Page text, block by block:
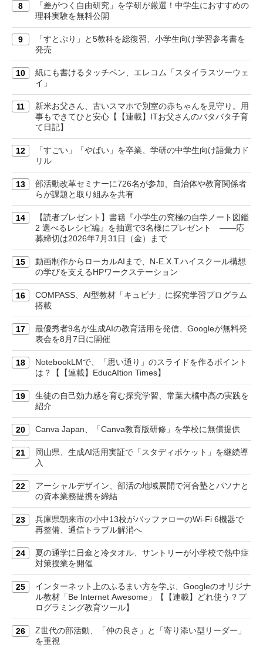
8
「差がつく自由研究」を学研が厳選！中学生におすすめの
理科実験を無料公開
9
「すとぷり」と5教科を総復習、小学生向け学習参考書を
発売
10
紙にも書けるタッチペン、エレコム「スタイラスツーウェ
イ」
11
新米お父さん、古いスマホで別室の赤ちゃんを見守り。用
事もできてひと安心【【連載】ITお父さんのバタバタ子育
て日記】
12
「すごい」「やばい」を卒業、学研の中学生向け語彙力ド
リル
13
部活動改革セミナーに726名が参加、自治体や教育関係者
らが課題と取り組みを共有
14
【読者プレゼント】書籍『小学生の究極の自学ノート図鑑
2 選べるレシピ編』を抽選で3名様にプレゼント ――応
募締切は2026年7月31日（金）まで
15
動画制作からローカルAIまで、N-E.X.T.ハイスクール構想
の学びを支えるHPワークステーション
16
COMPASS、AI型教材「キュビナ」に探究学習プログラム
搭載
17
最優秀者9名が生成AIの教育活用を発信、Googleが無料発
表会を8月7日に開催
18
NotebookLMで、「思い通り」のスライドを作るポイント
は？【【連載】EducAItion Times】
19
生徒の自己効力感を育む探究学習、常葉大橘中高の実践を
紹介
20 Canva Japan、「Canva教育版研修」を学校に無償提供
21
岡山県、生成AI活用実証で「スタディポケット」を継続導
入
22
アーシャルデザイン、部活の地域展開で河合塾とパソナと
の資本業務提携を締結
23
兵庫県朝来市の小中13校がバッファローのWi-Fi 6機器で
再整備、通信トラブル解消へ
24
夏の通学に日傘と冷タオル、サントリーが小学校で熱中症
対策授業を開催
25
インターネット上のふるまい方を学ぶ、Googleのオリジナ
ル教材「Be Internet Awesome」【【連載】どれ使う？プ
ログラミング教育ツール】
26
Z世代の部活動、「仲の良さ」と「寄り添い型リーダー」
を重視